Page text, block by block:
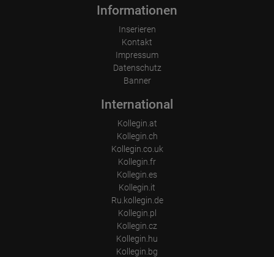
Informationen
Inserieren
Kontakt
Impressum
Datenschutz
Banner
International
Kollegin.at
Kollegin.ch
Kollegin.co.uk
Kollegin.fr
Kollegin.es
Kollegin.it
Ru.kollegin.de
Kollegin.pl
Kollegin.cz
Kollegin.hu
Kollegin.bg